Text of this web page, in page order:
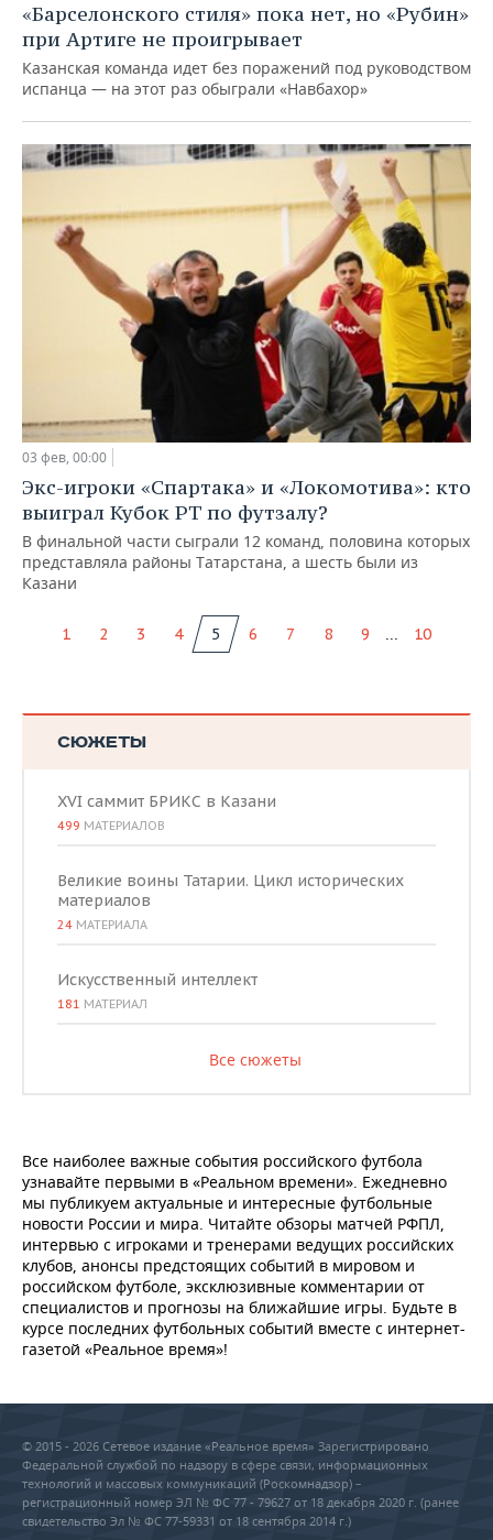
«Барселонского стиля» пока нет, но «Рубин»
при Артиге не проигрывает
Казанская команда идет без поражений под руководством
испанца — на этот раз обыграли «Навбахор»
03 фев, 00:00
Экс-игроки «Спартака» и «Локомотива»: кто
выиграл Кубок РТ по футзалу?
В финальной части сыграли 12 команд, половина которых
представляла районы Татарстана, а шесть были из
Казани
1 2 3 4 5 6 7 8 9 ... 10
СЮЖЕТЫ
XVI саммит БРИКС в Казани
499 МАТЕРИАЛОВ
Великие воины Татарии. Цикл исторических
материалов
24 МАТЕРИАЛА
Искусственный интеллект
181 МАТЕРИАЛ
Все сюжеты
Все наиболее важные события российского футбола
узнавайте первыми в «Реальном времени». Ежедневно
мы публикуем актуальные и интересные футбольные
новости России и мира. Читайте обзоры матчей РФПЛ,
интервью с игроками и тренерами ведущих российских
клубов, анонсы предстоящих событий в мировом и
российском футболе, эксклюзивные комментарии от
специалистов и прогнозы на ближайшие игры. Будьте в
курсе последних футбольных событий вместе с интернет-
газетой «Реальное время»!
© 2015 - 2026 Сетевое издание «Реальное время» Зарегистрировано
Федеральной службой по надзору в сфере связи, информационных
технологий и массовых коммуникаций (Роскомнадзор) –
регистрационный номер ЭЛ № ФС 77 - 79627 от 18 декабря 2020 г. (ранее
свидетельство Эл № ФС 77-59331 от 18 сентября 2014 г.)